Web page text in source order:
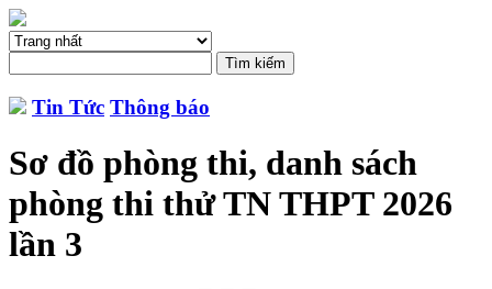
Tin Tức Thông báo
Sơ đồ phòng thi, danh sách
phòng thi thử TN THPT 2026
lần 3